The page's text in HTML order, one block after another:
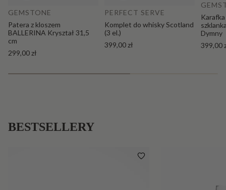
GEMSTONE
Patera z kloszem
BALLERINA Kryształ 31,5
cm
299,00 zł
PERFECT SERVE
Komplet do whisky Scotland
(3 el.)
399,00 zł
Dymny
399,00
BESTSELLERY